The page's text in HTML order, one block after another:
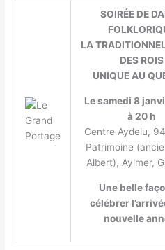
SOIRÉE DE
LA
DES ROIS
UNIQUE AU
Le samedi 8
à 20 h
Centre Aydelu,
Patrimoine
Albert), Aylmer,
Une belle
célébrer
nouvelle